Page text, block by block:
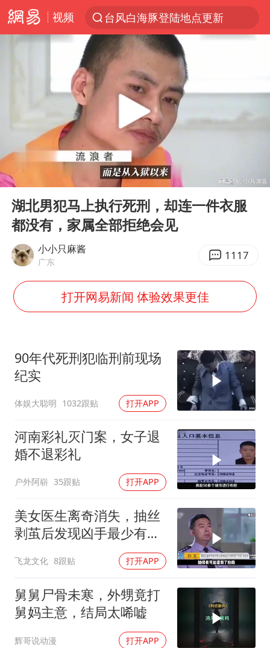
视频
台风白海豚登陆地点更新
以“新”破局 首发经济点亮城市消费活力
台风白海豚进入48小时警戒线
中方回应是否在太平洋海底开采稀土
看守所辅警收受10万获刑1年
宇树科技发行价格150.80元/股
宇树科技王兴兴身家有望超200亿元
五粮液渠道价一箱上涨近百元
CIA被曝已秘密设立古巴工作组
把党建设得更加坚强有力
哪吒汽车南宁工厂设备降价20%拍卖
贵州轮胎子公司获美国退税8136万
郑国霖回应去景区上班被保安拦下
奋进开新局 实干挑大梁
Play
湖北男犯马上执行死刑，却连一件衣服
都没有，家属全部拒绝会见
小小只麻酱
广东 1117
打开网易新闻 体验效果更佳
90年代死刑犯临刑前现场
纪实
体娱大聪明 1032跟贴 打开APP
河南彩礼灭门案，女子退
婚不退彩礼
户外阿崭 35跟贴 打开APP
美女医生离奇消失，抽丝
剥茧后发现凶手最少有五
飞龙文化 8跟贴 打开APP
舅舅尸骨未寒，外甥竟打
舅妈主意，结局太唏嘘
辉哥说动漫 打开APP